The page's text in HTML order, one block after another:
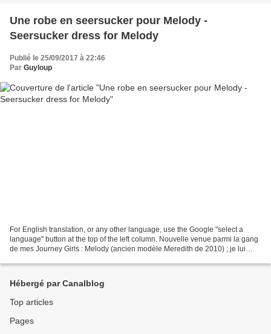
Une robe en seersucker pour Melody -
Seersucker dress for Melody
Publié le 25/09/2017 à 22:46
Par Guyloup
For English translation, or any other language, use the Google "select a
language" button at the top of the left column. Nouvelle venue parmi la gang
de mes Journey Girls : Melody (ancien modèle Meredith de 2010) ; je lui
Hébergé par Canalblog
Top articles
Pages